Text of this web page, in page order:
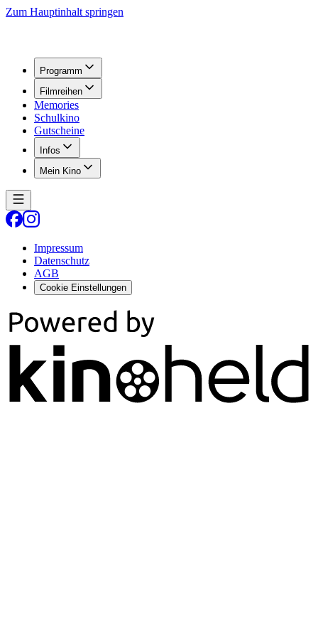
Zum Hauptinhalt springen
Programm
Filmreihen
Memories
Schulkino
Gutscheine
Infos
Mein Kino
Impressum
Datenschutz
AGB
Cookie Einstellungen